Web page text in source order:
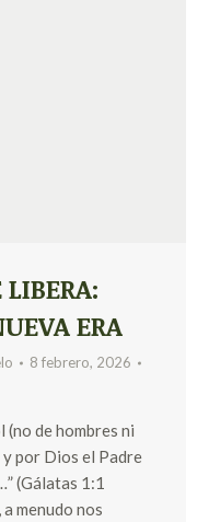
ERA
8 febrero, 2026
(no de hombres ni
por Dios el Padre
(Gálatas 1:1
menudo nos